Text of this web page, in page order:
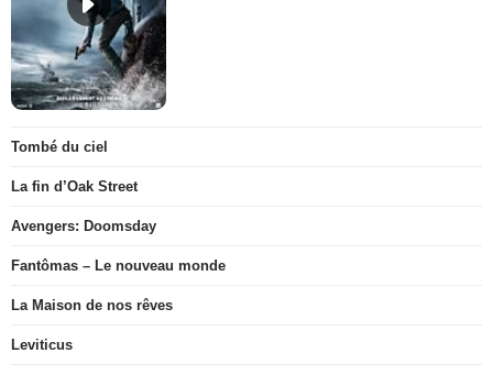
Tombé du ciel
La fin d’Oak Street
Avengers: Doomsday
Fantômas – Le nouveau monde
La Maison de nos rêves
Leviticus